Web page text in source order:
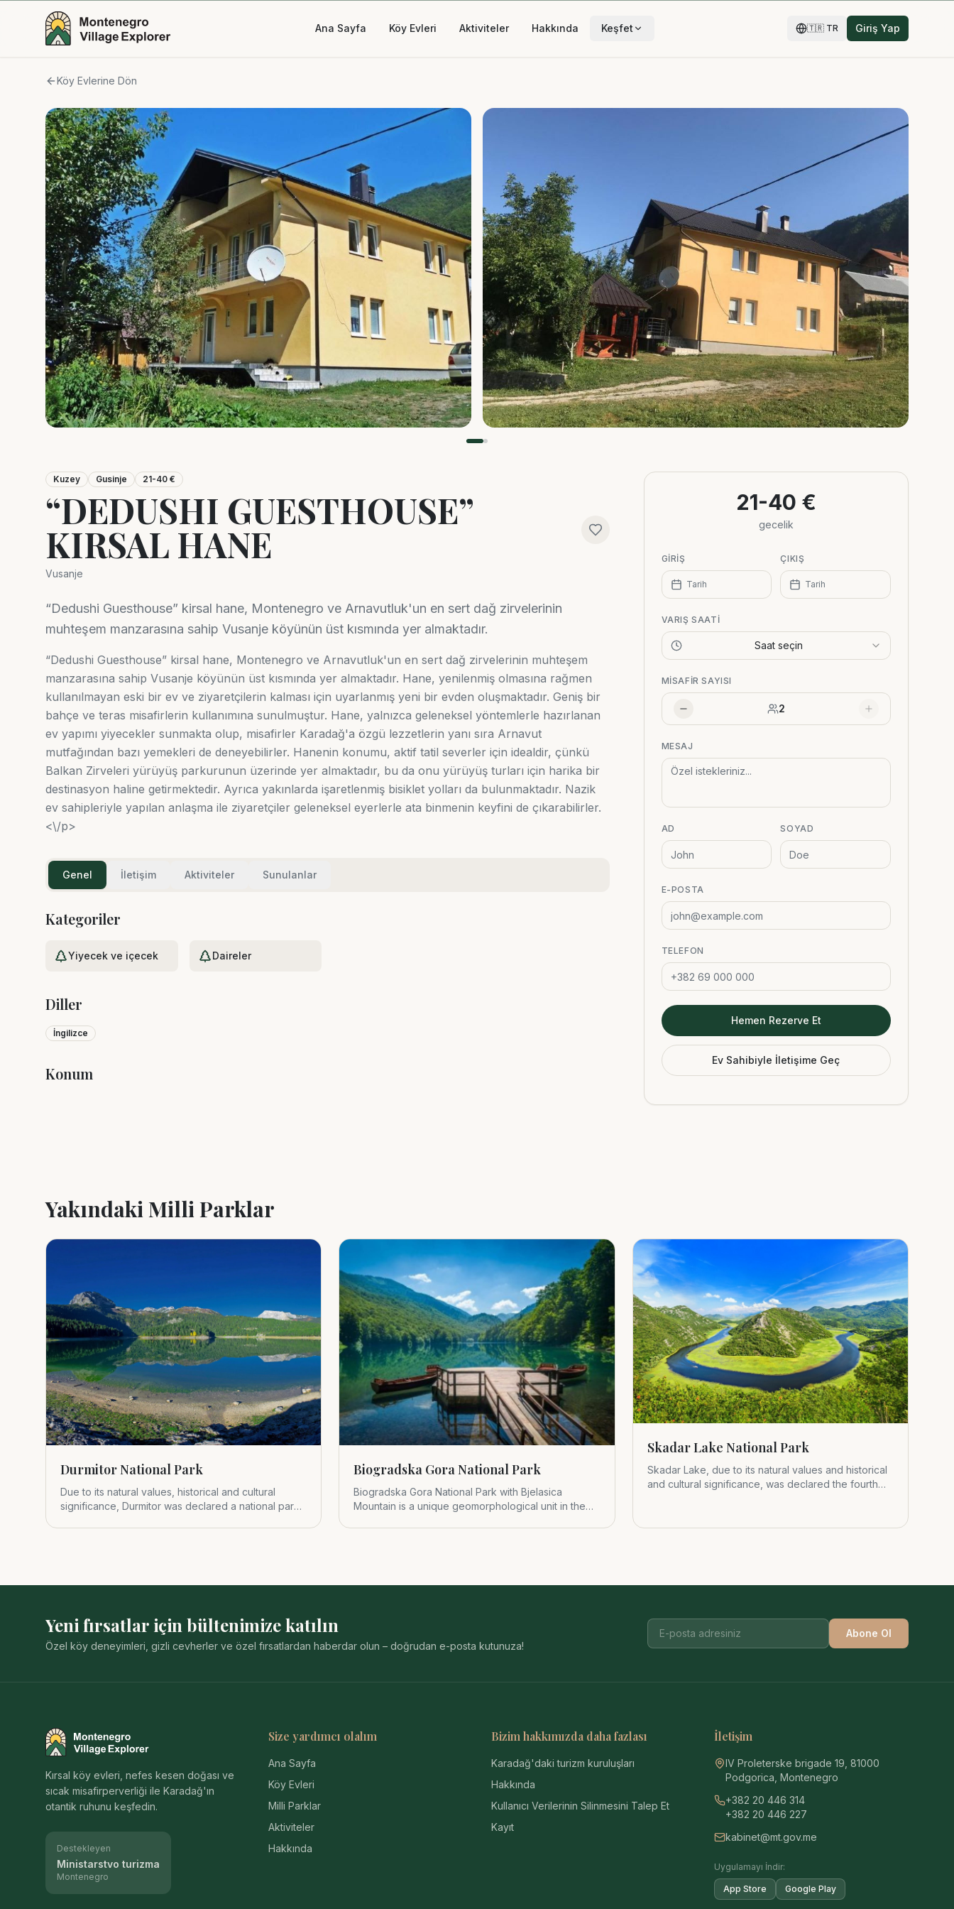
Ana Sayfa Köy Evleri Aktiviteler Hakkında Keşfet 🇹🇷 TR Giriş Yap
Köy Evlerine Dön
Kuzey Gusinje 21-40 €
“DEDUSHI GUESTHOUSE”
KIRSAL HANE
Vusanje
“Dedushi Guesthouse” kirsal hane, Montenegro ve Arnavutluk'un en sert dağ zirvelerinin
muhteşem manzarasına sahip Vusanje köyünün üst kısmında yer almaktadır.
“Dedushi Guesthouse” kirsal hane, Montenegro ve Arnavutluk'un en sert dağ zirvelerinin muhteşem
manzarasına sahip Vusanje köyünün üst kısmında yer almaktadır. Hane, yenilenmiş olmasına rağmen
kullanılmayan eski bir ev ve ziyaretçilerin kalması için uyarlanmış yeni bir evden oluşmaktadır. Geniş bir
bahçe ve teras misafirlerin kullanımına sunulmuştur. Hane, yalnızca geleneksel yöntemlerle hazırlanan
ev yapımı yiyecekler sunmakta olup, misafirler Karadağ'a özgü lezzetlerin yanı sıra Arnavut
mutfağından bazı yemekleri de deneyebilirler. Hanenin konumu, aktif tatil severler için idealdir, çünkü
Balkan Zirveleri yürüyüş parkurunun üzerinde yer almaktadır, bu da onu yürüyüş turları için harika bir
destinasyon haline getirmektedir. Ayrıca yakınlarda işaretlenmiş bisiklet yolları da bulunmaktadır. Nazik
ev sahipleriyle yapılan anlaşma ile ziyaretçiler geleneksel eyerlerle ata binmenin keyfini de çıkarabilirler.
<\/p>
Genel İletişim Aktiviteler Sunulanlar
Kategoriler
Yiyecek ve içecek Daireler
Diller
İngilizce
Konum
21-40 €
gecelik
GIRIŞ
Tarih
ÇIKIŞ
Tarih
VARIŞ SAATI
Saat seçin
MISAFIR SAYISI
2
MESAJ
AD SOYAD
E-POSTA
TELEFON
Hemen Rezerve Et
Ev Sahibiyle İletişime Geç
Yakındaki Milli Parklar
Durmitor National Park
Due to its natural values, historical and cultural
significance, Durmitor was declared a national park
Biogradska Gora National Park
Biogradska Gora National Park with Bjelasica
Mountain is a unique geomorphological unit in the
Skadar Lake National Park
Skadar Lake, due to its natural values and historical
and cultural significance, was declared the fourth
Yeni fırsatlar için bültenimize katılın
Özel köy deneyimleri, gizli cevherler ve özel fırsatlardan haberdar olun – doğrudan e-posta kutunuza!
Abone Ol
Montenegro Village Explorer
Kırsal köy evleri, nefes kesen doğası ve
sıcak misafirperverliği ile Karadağ'ın
otantik ruhunu keşfedin.
Destekleyen
Ministarstvo turizma
Montenegro
Size yardımcı olalım
Ana Sayfa
Köy Evleri
Milli Parklar
Aktiviteler
Hakkında
Bizim hakkımızda daha fazlası
Karadağ'daki turizm kuruluşları
Hakkında
Kullanıcı Verilerinin Silinmesini Talep Et
Kayıt
İletişim
IV Proleterske brigade 19, 81000
Podgorica, Montenegro
+382 20 446 314
+382 20 446 227
kabinet@mt.gov.me
Uygulamayı İndir:
App Store Google Play